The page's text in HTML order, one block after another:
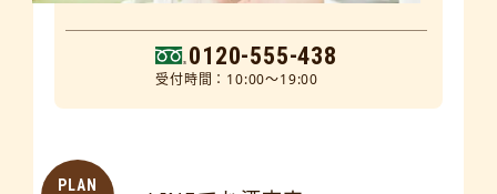
0120-555-438
受付時間：10:00～19:00
PLAN